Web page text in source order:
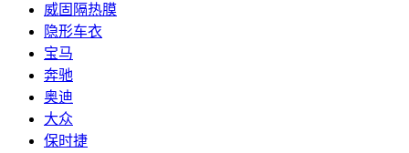
威固隔热膜
隐形车衣
宝马
奔驰
奥迪
大众
保时捷